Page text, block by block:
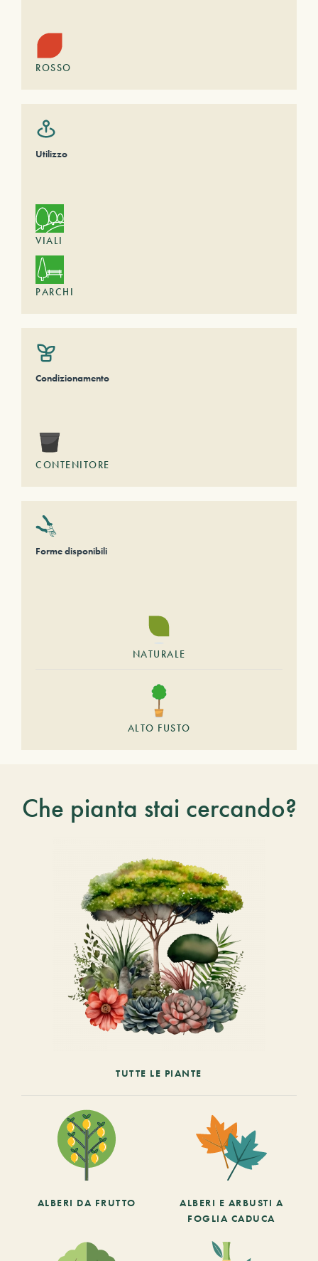
ROSSO
Utilizzo
VIALI
PARCHI
Condizionamento
CONTENITORE
Forme disponibili
NATURALE
ALTO FUSTO
Che pianta stai cercando?
TUTTE LE PIANTE
ALBERI DA FRUTTO
ALBERI E ARBUSTI A
FOGLIA CADUCA